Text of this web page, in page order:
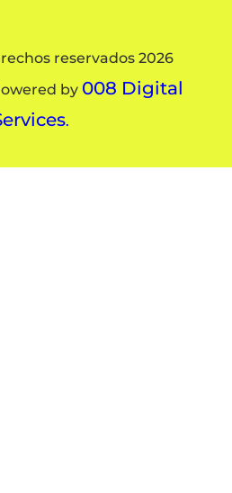
reservados 2026
by 008 Digital
.